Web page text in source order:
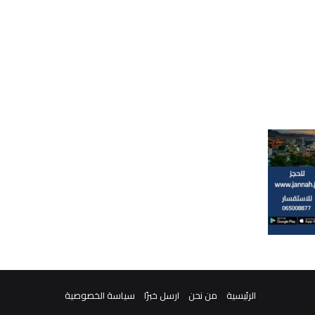
الرئيسية من نحن ارسل خبرًا سياسة الخصوصية